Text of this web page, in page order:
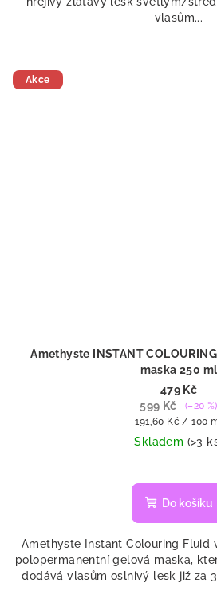
vlasům...
Akce
Amethyste INSTANT
maska 250 ml
479 Kč
599 Kč
(–20 %)
Měrná
cena:
191,60 Kč / 100
Skladem (>3
Do košíku
Amethyste Instant Colouring Fluid
polopermanentní gelová maska,
dodává vlasům oslnivý lesk již za